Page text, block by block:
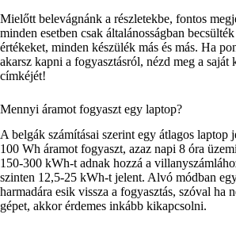
Mielőtt belevágnánk a részletekbe, fontos
minden esetben csak általánosságban
értékeket, minden készülék más és más. Ha
akarsz kapni a fogyasztásról, nézd meg a saját
címkéjét!
Mennyi áramot fogyaszt egy laptop?
A belgák számításai szerint egy átlagos laptop
100 Wh áramot fogyaszt, azaz napi 8 óra
150-300 kWh-t adnak hozzá a
szinten 12,5-25 kWh-t jelent. Alvó módban
harmadára esik vissza a fogyasztás, szóval ha
gépet, akkor érdemes inkább kikapcsolni.